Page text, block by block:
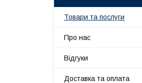
Товари та послуги
Про нас
Відгуки
Доставка та оплата